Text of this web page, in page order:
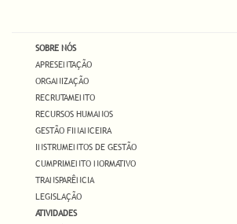
SOBRE NÓS
APRESENTAÇÃO
ORGANIZAÇÃO
RECRUTAMENTO
RECURSOS HUMANOS
GESTÃO FINANCEIRA
INSTRUMENTOS DE GESTÃO
CUMPRIMENTO NORMATIVO
TRANSPARÊNCIA
LEGISLAÇÃO
ATIVIDADES